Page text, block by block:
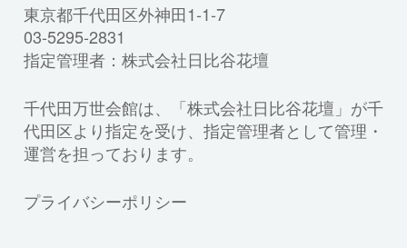
東京都千代田区外神田1-1-7
03-5295-2831
指定管理者：株式会社日比谷花壇
千代田万世会館は、「株式会社日比谷花壇」が千
代田区より指定を受け、指定管理者として管理・
運営を担っております。
プライバシーポリシー